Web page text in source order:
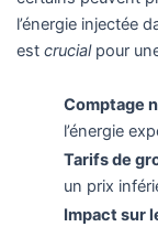
l’énergie injectée
est crucialpour
Comptage
l’énergie
Tarifs de
un prix
Impact sur